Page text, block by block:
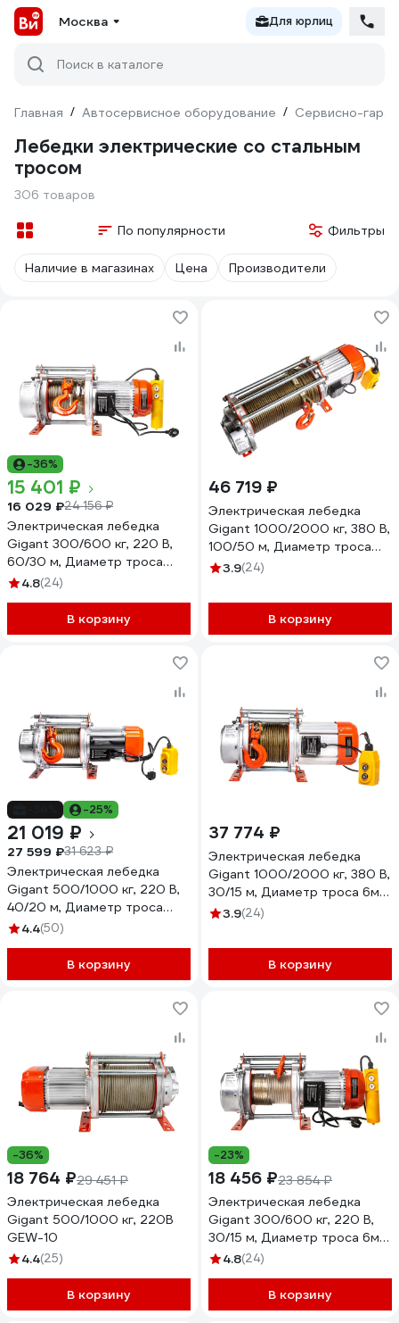
Москва Для юрлиц
Поиск в каталоге
Главная / Автосервисное оборудование / Сервисно-
Лебедки электрические со стальным
тросом
306 товаров
По популярности Фильтры
Наличие в магазинах Цена Производители
-36%
15 401 ₽
16 029 ₽24 156 ₽
Электрическая лебедка
Gigant 300/600 кг, 220 В,
60/30 м, Диаметр троса
6мм, GEW-08
4.8(24)
В корзину
46 719 ₽
Электрическая лебедка
Gigant 1000/2000 кг, 380 В,
100/50 м, Диаметр троса
6мм, GEW-02
3.9(24)
В корзину
-25%
21 019 ₽
27 599 ₽31 623 ₽
Электрическая лебедка
Gigant 500/1000 кг, 220 В,
40/20 м, Диаметр троса
6мм, GEW-06
4.4(50)
В корзину
37 774 ₽
Электрическая лебедка
Gigant 1000/2000 кг, 380 В,
30/15 м, Диаметр троса 6мм,
GEW-05
3.9(24)
В корзину
-36%
18 764 ₽29 451 ₽
Электрическая лебедка
Gigant 500/1000 кг, 220B
GEW-10
4.4(25)
В корзину
-23%
18 456 ₽23 854 ₽
Электрическая лебедка
Gigant 300/600 кг, 220 В,
30/15 м, Диаметр троса 6мм,
GEW-07
4.8(24)
В корзину